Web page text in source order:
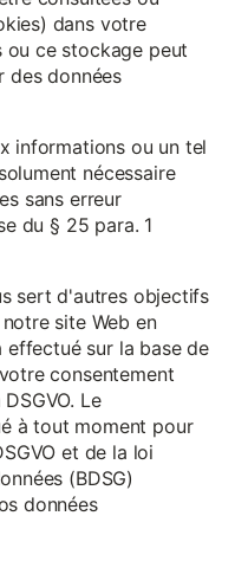
dans votre
ou ce stockage peut
des données
informations ou un tel
nécessaire
sans erreur
du § 25 para. 1
sert d'autres objectifs
site Web en
effectué sur la base de
consentement
Le
à tout moment pour
et de la loi
(BDSG)
données